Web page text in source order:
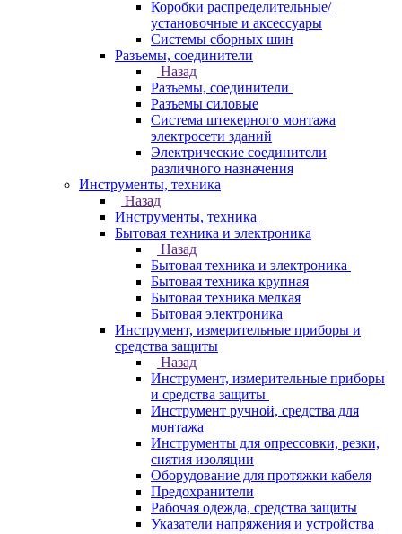
Коробки распределительные/
установочные и аксессуары
Системы сборных шин
Разъемы, соединители
Назад
Разъемы, соединители
Разъемы силовые
Система штекерного монтажа
электросети зданий
Электрические соединители
различного назначения
Инструменты, техника
Назад
Инструменты, техника
Бытовая техника и электроника
Назад
Бытовая техника и электроника
Бытовая техника крупная
Бытовая техника мелкая
Бытовая электроника
Инструмент, измерительные приборы и
средства защиты
Назад
Инструмент, измерительные приборы
и средства защиты
Инструмент ручной, средства для
монтажа
Инструменты для опрессовки, резки,
снятия изоляции
Оборудование для протяжки кабеля
Предохранители
Рабочая одежда, средства защиты
Указатели напряжения и устройства